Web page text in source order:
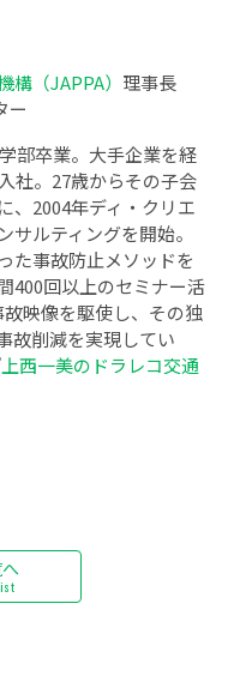
（JAPPA） 理事長
ー
部卒業。大手企業を経
社。27歳からその子会
、2004年ディ・クリエ
ルティングを開始。
た事故防止メソッドを
400回以上のセミナー活
映像を駆使し、その独
故削減を実現してい
上西一美のドラレコ交通